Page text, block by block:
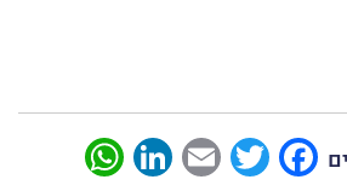
Facebook
Twitter
Email